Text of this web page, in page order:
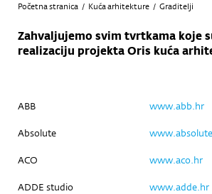
Početna stranica / Kuća arhitekture / Graditelji
Zahvaljujemo svim tvrtkama koje
realizaciju projekta Oris kuća
ABB www.abb.hr
Absolute
ACO www.aco.hr
ADDE studio www.adde.hr